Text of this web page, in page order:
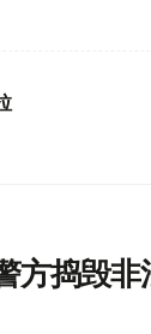
方捣毁